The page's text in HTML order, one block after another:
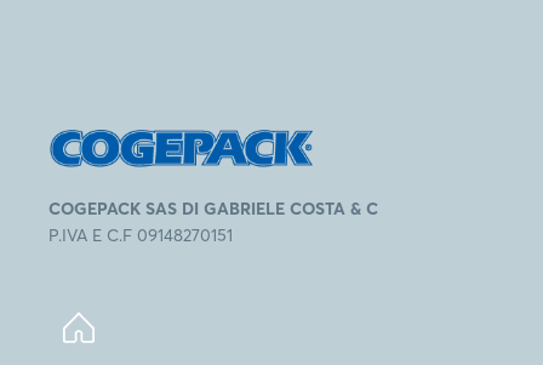
COGEPACK SAS DI GABRIELE COSTA & C
P.IVA E C.F 09148270151